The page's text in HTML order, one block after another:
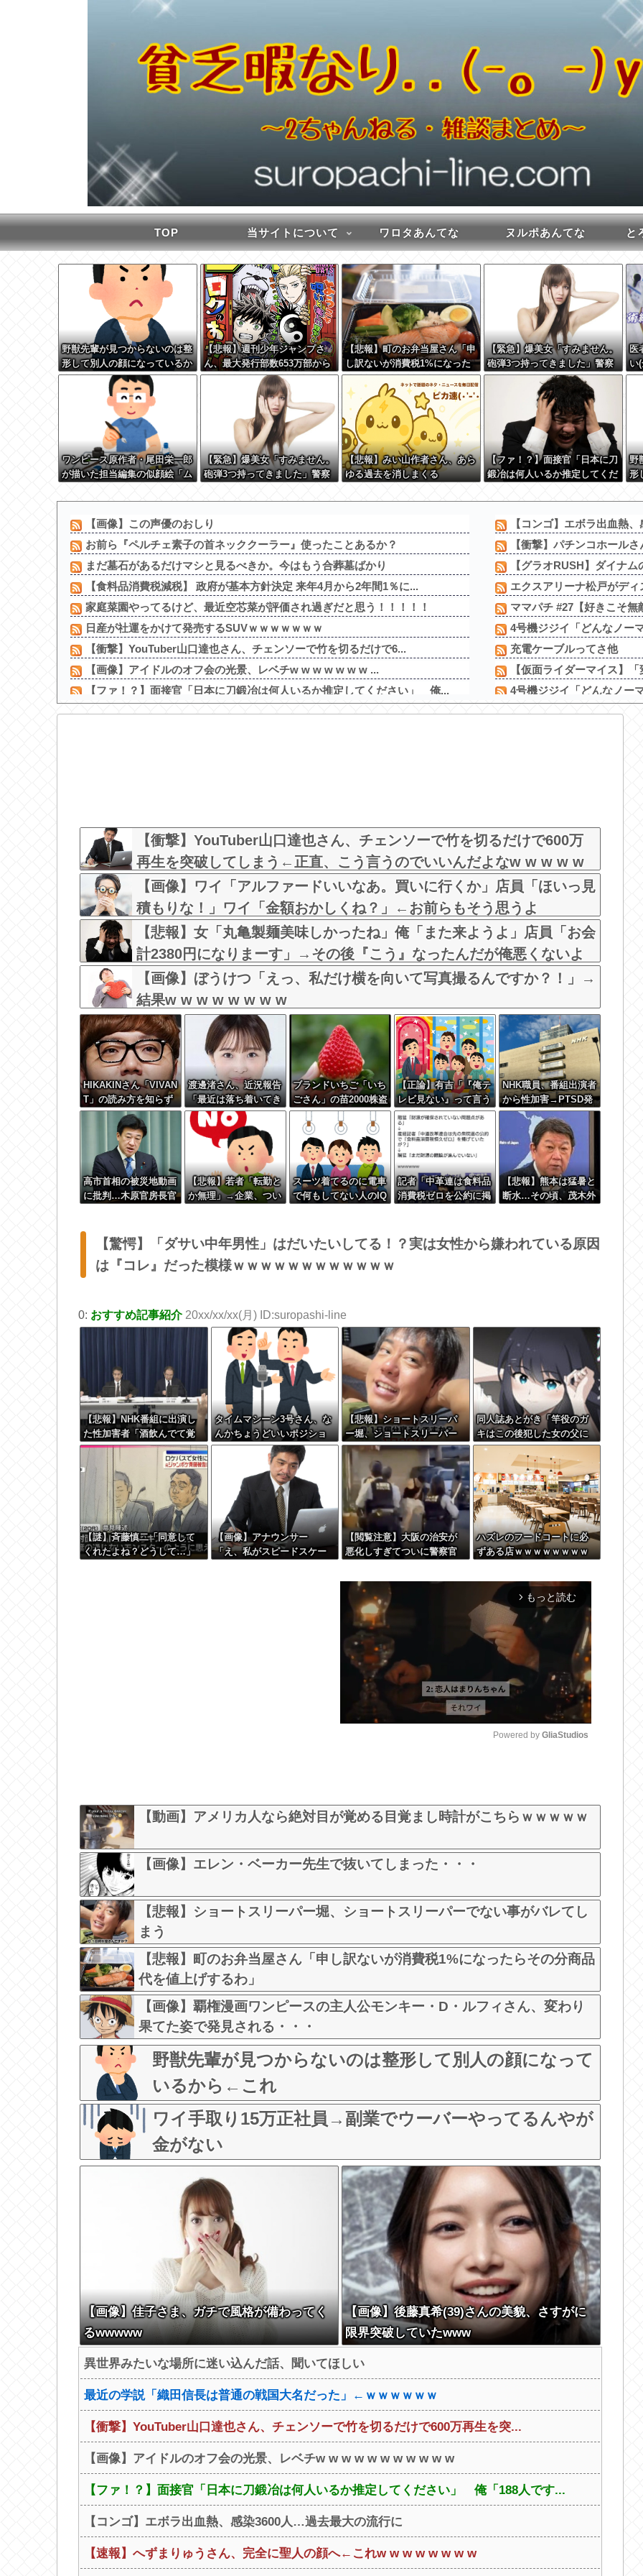
TOP 当サイトについて ワロタあんてな ヌルポあんてな と
野獣先輩が見つからないのは整
形して別人の顔になっているか
ら←これ
【悲報】週刊少年ジャンプさ
ん、最大発行部数653万部から
急降下でついに100万部を割っ
【悲報】町のお弁当屋さん「申
し訳ないが消費税1%になった
らその分商品代を値上げする
わ」
【緊急】爆美女「すみません。
砲弾3つ持ってきました」警察
「！？」自衛隊「！？」→結果
w w w w w w w w
医
い
う
ワンピース原作者・尾田栄一郎
が描いた担当編集の似顔絵「ム
【緊急】爆美女「すみません。
砲弾3つ持ってきました」警察
w w w w w w w w
【悲報】みい山作者さん、あら
ゆる過去を消しまくる
【ファ！？】面接官「日本に刀
鍛冶は何人いるか推定してくだ
接官「どういう風に考えました
か？」 俺「知ってました」→
この後『こう』なったんだがマ
ジで納得いかない！！！！！
野
形
【画像】この声優のおしり
お前ら『ペルチェ素子の首ネッククーラー』使ったことあるか？
まだ墓石があるだけマシと見るべきか。今はもう合葬墓ばかり
【食料品消費税減税】 政府が基本方針決定 来年4月から2年間1％に...
家庭菜園やってるけど、最近空芯菜が評価され過ぎだと思う！！！！！
日産が社運をかけて発売するSUVｗｗｗｗｗｗｗ
【衝撃】YouTuber山口達也さん、チェンソーで竹を切るだけで6...
【画像】アイドルのオフ会の光景、レベチw w w w w w w ...
【ファ！？】面接官「日本に刀鍛冶は何人いるか推定してください」 俺...
【悲報】 憧れのトイレセッ○スしたらｗｗｗｗｗｗｗｗｗｗｗｗｗｗｗ
【動画】地上波でえっちな下乳が放送されてしまうw
【コンゴ】エボラ出血熱
【衝撃】パチンコホール
【グラオRUSH】ダイナ
エクスアリーナ松戸がデ
ママパチ #27【好きこそ
4号機ジジイ「どんなノー
充電ケーブルってさ他
【仮面ライダーマイス】
4号機ジジイ「どんなノー
【動画】アメリカ人なら
【衝撃】YouTuber山口達也さん、チェンソーで竹を切るだけで600万
再生を突破してしまう←正直、こう言うのでいいんだよなw w w w w
w w w
【画像】ワイ「アルファードいいなあ。買いに行くか」店員「ほいっ見
積もりな！」ワイ「金額おかしくね？」←お前らもそう思うよ
な？？？？？
【悲報】女「丸亀製麺美味しかったね」俺「また来ようよ」店員「お会
計2380円になりまーす」→その後『こう』なったんだが俺悪くないよ
な？？？？？？？？
【画像】ぼうけつ「えっ、私だけ横を向いて写真撮るんですか？！」→
結果w w w w w w w w
HIKAKINさん「VIVAN
T」の読み方を知らず
赤っ恥ｗｗｗｗｗｗｗ
渡邊渚さん、近況報告
「最近は落ち着いてき
てます」
ブランドいちご「いち
ごさん」の苗2000株盗
まれる
【正論】有吉「『俺テ
レビ見ない』って言う
奴おかしいだろ。団子
屋で『団子食べない』
って言うか？」
NHK職員、番組出演者
から性加害→PTSD発
症…訴えても放置され
ていた模様
高市首相の被災地動画
に批判…木原官房長官
【悲報】若者「転勤と
か無理」→企業、つい
スーツ着てるのに電車
で何もしてない人のIQ
記者「中革連は食料品
消費税ゼロを公約に掲
いう条件付き」
【悲報】熊本は猛暑と
断水…その頃、茂木外
【驚愕】「ダサい中年男性」はだいたいしてる！？実は女性から嫌われている原因
は『コレ』だった模様ｗｗｗｗｗｗｗｗｗｗｗｗ
0: おすすめ記事紹介20xx/xx/xx(月) ID:suropashi-line
【悲報】NHK番組に出演し
た性加害者「酒飲んでて覚
えてない」
タイムマシーン3号さん、な
んかちょうどいいポジショ
ンになる
【悲報】ショートスリーパ
ー堀、ショートスリーパー
でない事がバレてしまう
同人誌あとがき「竿役のガ
キはこの後犯した女の父に
殺されます」
【謎】斉藤慎二「同意して
くれたよね？どうして…」
【画像】アナウンサー
「え、私がスピードスケー
【閲覧注意】大阪の治安が
悪化しすぎてついに警察官
メリカみたいになってきた
ハズレのフードコートに必
ずある店ｗｗｗｗｗｗｗｗ
t
Powered by GliaStudios
【動画】アメリカ人なら絶対目が覚める目覚まし時計がこちらｗｗｗｗｗ
【画像】エレン・ベーカー先生で抜いてしまった・・・
【悲報】ショートスリーパー堀、ショートスリーパーでない事がバレてし
まう
【悲報】町のお弁当屋さん「申し訳ないが消費税1%になったらその分商品
代を値上げするわ」
【画像】覇権漫画ワンピースの主人公モンキー・D・ルフィさん、変わり
果てた姿で発見される・・・
野獣先輩が見つからないのは整形して別人の顔になって
いるから←これ
ワイ手取り15万正社員→副業でウーバーやってるんやが
金がない
【画像】佳子さま、ガチで風格が備わってく
るwwwww
【画像】後藤真希(39)さんの美貌、さすがに
限界突破していたwww
異世界みたいな場所に迷い込んだ話、聞いてほしい
最近の学説「織田信長は普通の戦国大名だった」←ｗｗｗｗｗｗ
【衝撃】YouTuber山口達也さん、チェンソーで竹を切るだけで600万再生を突...
【画像】アイドルのオフ会の光景、レベチw w w w w w w w w w w
【ファ！？】面接官「日本に刀鍛冶は何人いるか推定してください」 俺「188人です...
【コンゴ】エボラ出血熱、感染3600人…過去最大の流行に
【速報】へずまりゅうさん、完全に聖人の顔へ←これw w w w w w w w